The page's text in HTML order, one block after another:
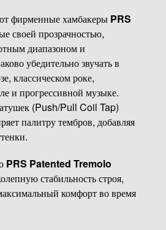
фирменные хамбакеры PRS
своей прозрачностью,
диапазоном и
убедительно звучать в
классическом роке,
и прогрессивной музыке.
(Push/Pull Coil Tap)
палитру тембров, добавляя
PRS Patented Tremolo
стабильность строя,
комфорт во время